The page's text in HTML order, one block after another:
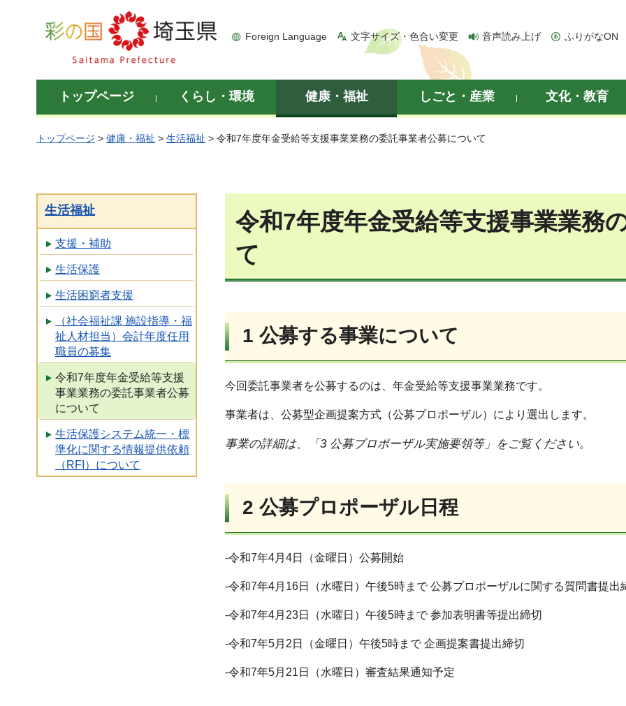
彩の国 埼玉県
Foreign Language 文字サイズ・色合い変更 音声読み上げ ふりがなON
トップページ くらし・環境 健康・福祉 しごと・産業 文化・教育
トップページ > 健康・福祉 > 生活福祉 > 令和7年度年金受給等支援事業業務の委託事業者公募について
生活福祉
支援・補助
生活保護
生活困窮者支援
（社会福祉課 施設指導・福
祉人材担当）会計年度任用
職員の募集
令和7年度年金受給等支援
事業業務の委託事業者公募
について
生活保護システム統一・標
準化に関する情報提供依頼
（RFI）について
令和7年度年金受給等支援事業業務
て
1 公募する事業について
今回委託事業者を公募するのは、年金受給等支援事業業務です。
事業者は、公募型企画提案方式（公募プロポーザル）により選出します。
事業の詳細は、「3 公募プロポーザル実施要領等」をご覧ください。
2 公募プロポーザル日程
-令和7年4月4日（金曜日）公募開始
-令和7年4月16日（水曜日）午後5時まで 公募プロポーザルに関する質問書提出
-令和7年4月23日（水曜日）午後5時まで 参加表明書等提出締切
-令和7年5月2日（金曜日）午後5時まで 企画提案書提出締切
-令和7年5月21日（水曜日）審査結果通知予定